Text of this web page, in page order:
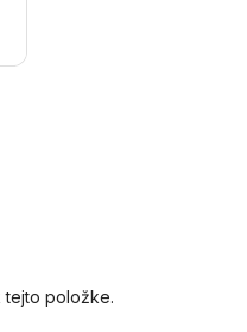
tejto položke.